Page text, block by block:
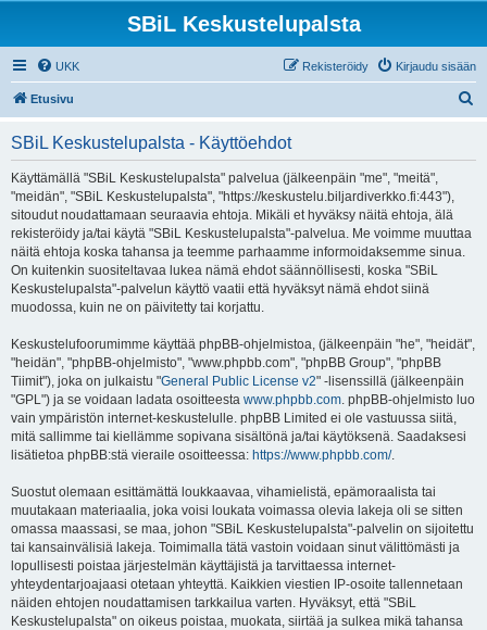
SBiL Keskustelupalsta
UKK Kirjaudu sisään
Rekisteröidy
Etusivu
SBiL Keskustelupalsta - Käyttöehdot
Käyttämällä "SBiL Keskustelupalsta" palvelua (jälkeenpäin "me", "meitä",
"meidän", "SBiL Keskustelupalsta", "https://keskustelu.biljardiverkko.fi:443"),
sitoudut noudattamaan seuraavia ehtoja. Mikäli et hyväksy näitä ehtoja, älä
rekisteröidy ja/tai käytä "SBiL Keskustelupalsta"-palvelua. Me voimme muuttaa
näitä ehtoja koska tahansa ja teemme parhaamme informoidaksemme sinua.
On kuitenkin suositeltavaa lukea nämä ehdot säännöllisesti, koska "SBiL
Keskustelupalsta"-palvelun käyttö vaatii että hyväksyt nämä ehdot siinä
muodossa, kuin ne on päivitetty tai korjattu.
Keskustelufoorumimme käyttää phpBB-ohjelmistoa, (jälkeenpäin "he", "heidät",
"heidän", "phpBB-ohjelmisto", "www.phpbb.com", "phpBB Group", "phpBB
Tiimit"), joka on julkaistu "General Public License v2" -lisenssillä (jälkeenpäin
"GPL") ja se voidaan ladata osoitteesta www.phpbb.com. phpBB-ohjelmisto luo
vain ympäristön internet-keskustelulle. phpBB Limited ei ole vastuussa siitä,
mitä sallimme tai kiellämme sopivana sisältönä ja/tai käytöksenä. Saadaksesi
lisätietoa phpBB:stä vieraile osoitteessa: https://www.phpbb.com/.
Suostut olemaan esittämättä loukkaavaa, vihamielistä, epämoraalista tai
muutakaan materiaalia, joka voisi loukata voimassa olevia lakeja oli se sitten
omassa maassasi, se maa, johon "SBiL Keskustelupalsta"-palvelin on sijoitettu
tai kansainvälisiä lakeja. Toimimalla tätä vastoin voidaan sinut välittömästi ja
lopullisesti poistaa järjestelmän käyttäjistä ja tarvittaessa internet-
yhteydentarjoajaasi otetaan yhteyttä. Kaikkien viestien IP-osoite tallennetaan
näiden ehtojen noudattamisen tarkkailua varten. Hyväksyt, että "SBiL
Keskustelupalsta" on oikeus poistaa, muokata, siirtää ja sulkea mikä tahansa